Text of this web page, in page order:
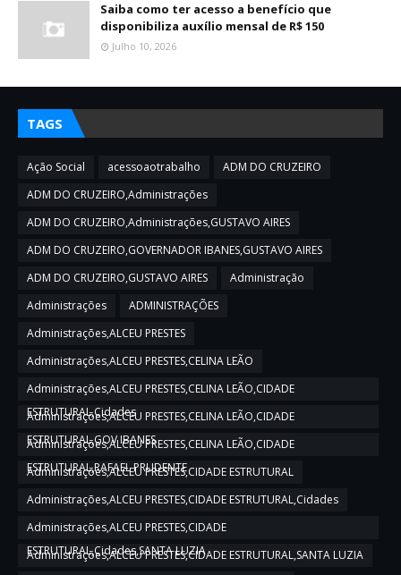
Saiba como ter acesso a benefício que
disponibiliza auxílio mensal de R$ 150
Julho 10, 2026
TAGS
Ação Social acessoaotrabalho
ADM DO CRUZEIRO
ADM DO CRUZEIRO,Administrações
ADM DO CRUZEIRO,Administrações,GUSTAVO AIRES
ADM DO CRUZEIRO,GOVERNADOR IBANES,GUSTAVO AIRES
ADM DO CRUZEIRO,GUSTAVO AIRES
Administração
Administrações
ADMINISTRAÇÕES
Administrações,ALCEU PRESTES
Administrações,ALCEU PRESTES,CELINA LEÃO
Administrações,ALCEU PRESTES,CELINA LEÃO,CIDADE
ESTRUTURAL,Cidades
Administrações,ALCEU PRESTES,CELINA LEÃO,CIDADE
ESTRUTURAL,GOV IBANES
Administrações,ALCEU PRESTES,CELINA LEÃO,CIDADE
ESTRUTURAL,RAFAEL PRUDENTE
Administrações,ALCEU PRESTES,CIDADE ESTRUTURAL
Administrações,ALCEU PRESTES,CIDADE ESTRUTURAL,Cidades
Administrações,ALCEU PRESTES,CIDADE
ESTRUTURAL,Cidades,SANTA LUZIA
Administrações,ALCEU PRESTES,CIDADE ESTRUTURAL,SANTA LUZIA